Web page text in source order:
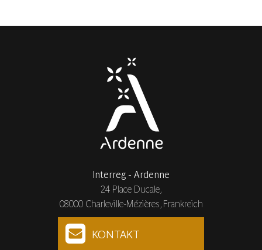
Interreg - Ardenne
24 Place Ducale,
08000 Charleville-Mézières, Frankreich
KONTAKT